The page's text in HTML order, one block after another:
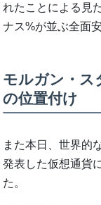
れたことによる見
ナス%が並ぶ全面
モルガン・ス
の位置付け
また本日、世界的
発表した仮想通貨
た。